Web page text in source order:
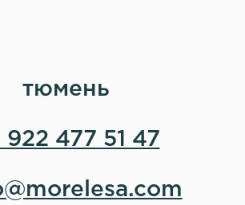
тюмень
922 477 51 47